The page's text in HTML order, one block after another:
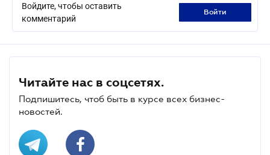
Войдите, чтобы оставить
комментарий
войти
Читайте нас в соцсетях.
Подпишитесь, чтоб быть в курсе всех бизнес-
новостей.